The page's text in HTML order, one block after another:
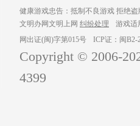
健康游戏忠告：抵制不良游戏 拒绝
文明办网文明上网 纠纷处理
游戏适
网出证(闽)字第015号
ICP证：闽B2-
Copyright © 2006-
4399